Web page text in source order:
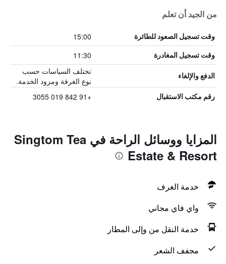
من الجيد أن تعلم
وقت تسجيل الصعود للطائرة 15:00
وقت تسجيل المغادرة 11:30
الدفع والإلغاء
تختلف السياسات حسب
نوع الغرفة ومزود الخدمة.
رقم مكتب الاستقبال +91 842 019 3055
المزايا ووسائل الراحة في Singtom Tea
Estate & Resort
خدمة الغرف
واي فاي مجاني
خدمة النقل من وإلى المطار
مجفف الشعر